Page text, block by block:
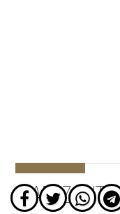
ΔΙΑΒΑΖΟΝΤΑΙ